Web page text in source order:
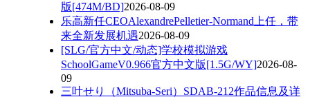
版[474M/BD]2026-08-09
乐高新任CEOAlexandrePelletier-Normand上任，带
来全新发展机遇2026-08-09
[SLG/官方中文/动态]学校模拟游戏
SchoolGameV0.966官方中文版[1.5G/WY]2026-08-
09
三叶せり（Mitsuba-Seri）SDAB-212作品信息及详